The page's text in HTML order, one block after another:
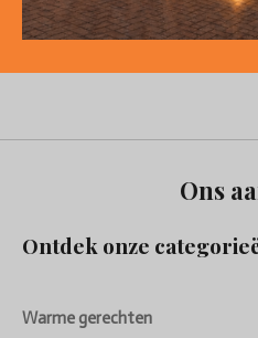
Ons
Ontdek onze
Warme gerechten